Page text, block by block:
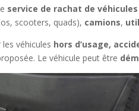
service de rachat de
scooters, quads), camions,
les véhicules hors d’usage,
Le véhicule peut être